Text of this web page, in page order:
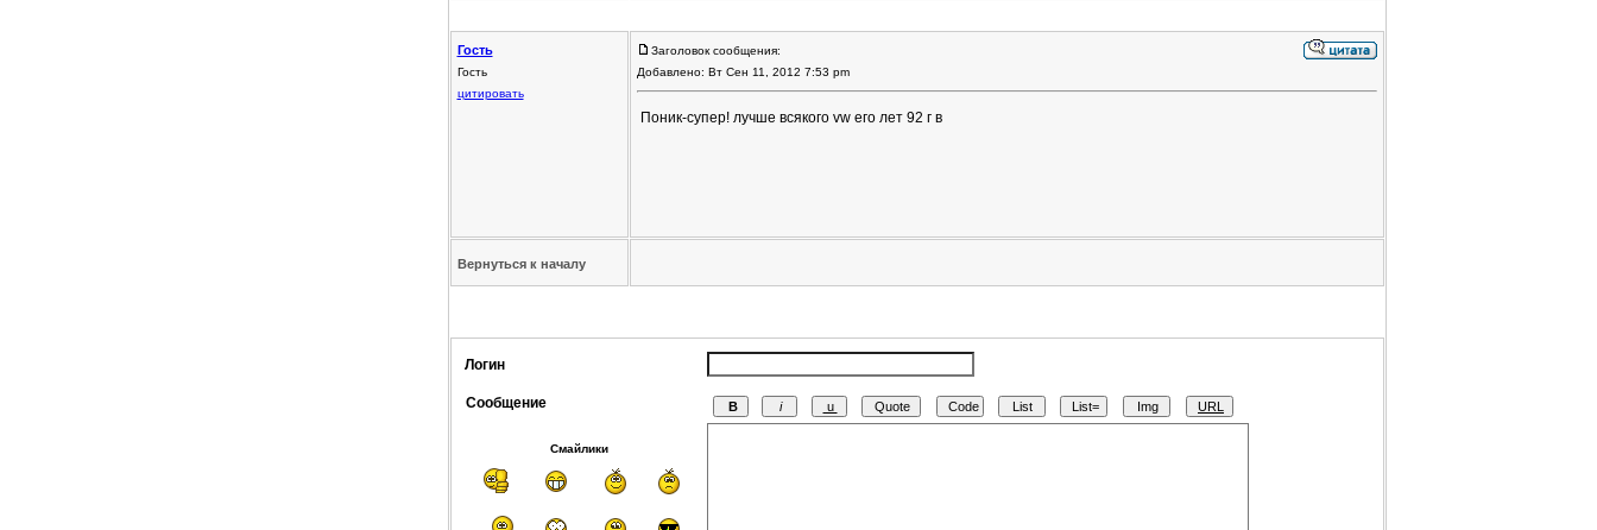
Гость
Гость
цитировать
Заголовок сообщения:
Добавлено: Вт Сен 11, 2012 7:53 pm
Поник-супер! лучше всякого vw его лет 92 г в
Вернуться к началу
Логин
Сообщение
Смайлики